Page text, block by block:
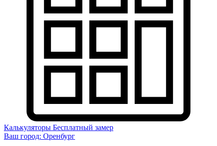
Калькуляторы Бесплатный замер
Ваш город: Оренбург